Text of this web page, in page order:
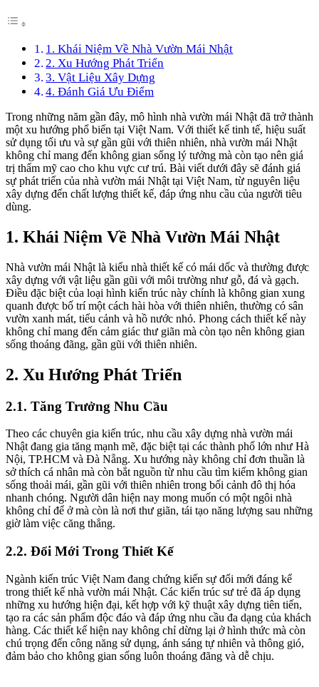
1. Khái Niệm Về Nhà Vườn Mái Nhật
2. Xu Hướng Phát Triển
3. Vật Liệu Xây Dựng
4. Đánh Giá Ưu Điểm
Trong những năm gần đây, mô hình nhà vườn mái Nhật đã trở thành
một xu hướng phổ biến tại Việt Nam. Với thiết kế tinh tế, hiệu suất
sử dụng tối ưu và sự gần gũi với thiên nhiên, nhà vườn mái Nhật
không chỉ mang đến không gian sống lý tưởng mà còn tạo nên giá
trị thẩm mỹ cao cho khu vực cư trú. Bài viết dưới đây sẽ đánh giá
sự phát triển của nhà vườn mái Nhật tại Việt Nam, từ nguyên liệu
xây dựng đến chất lượng thiết kế, đáp ứng nhu cầu của người tiêu
dùng.
1. Khái Niệm Về Nhà Vườn Mái Nhật
Nhà vườn mái Nhật là kiểu nhà thiết kế có mái dốc và thường được
xây dựng với vật liệu gần gũi với môi trường như gỗ, đá và gạch.
Điều đặc biệt của loại hình kiến trúc này chính là không gian xung
quanh được bố trí một cách hài hòa với thiên nhiên, thường có sân
vườn xanh mát, tiểu cảnh và hồ nước nhỏ. Phong cách thiết kế này
không chỉ mang đến cảm giác thư giãn mà còn tạo nên không gian
sống thoáng đãng, gần gũi với thiên nhiên.
2. Xu Hướng Phát Triển
2.1. Tăng Trưởng Nhu Cầu
Theo các chuyên gia kiến trúc, nhu cầu xây dựng nhà vườn mái
Nhật đang gia tăng mạnh mẽ, đặc biệt tại các thành phố lớn như Hà
Nội, TP.HCM và Đà Nẵng. Xu hướng này không chỉ đơn thuần là
sở thích cá nhân mà còn bắt nguồn từ nhu cầu tìm kiếm không gian
sống thoải mái, gần gũi với thiên nhiên trong bối cảnh đô thị hóa
nhanh chóng. Người dân hiện nay mong muốn có một ngôi nhà
không chỉ để ở mà còn là nơi thư giãn, tái tạo năng lượng sau những
giờ làm việc căng thẳng.
2.2. Đổi Mới Trong Thiết Kế
Ngành kiến trúc Việt Nam đang chứng kiến sự đổi mới đáng kể
trong thiết kế nhà vườn mái Nhật. Các kiến trúc sư trẻ đã áp dụng
những xu hướng hiện đại, kết hợp với kỹ thuật xây dựng tiên tiến,
tạo ra các sản phẩm độc đáo và đáp ứng nhu cầu đa dạng của khách
hàng. Các thiết kế hiện nay không chỉ dừng lại ở hình thức mà còn
chú trọng đến công năng sử dụng, ánh sáng tự nhiên và thông gió,
đảm bảo cho không gian sống luôn thoáng đãng và dễ chịu.